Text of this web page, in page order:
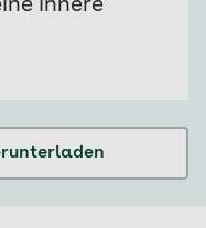
innere